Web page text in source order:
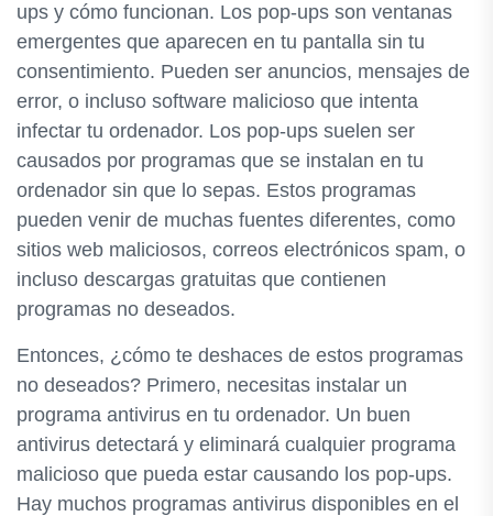
ups y cómo funcionan. Los pop-ups son ventanas
emergentes que aparecen en tu pantalla sin tu
consentimiento. Pueden ser anuncios, mensajes de
error, o incluso software malicioso que intenta
infectar tu ordenador. Los pop-ups suelen ser
causados por programas que se instalan en tu
ordenador sin que lo sepas. Estos programas
pueden venir de muchas fuentes diferentes, como
sitios web maliciosos, correos electrónicos spam, o
incluso descargas gratuitas que contienen
programas no deseados.
Entonces, ¿cómo te deshaces de estos programas
no deseados? Primero, necesitas instalar un
programa antivirus en tu ordenador. Un buen
antivirus detectará y eliminará cualquier programa
malicioso que pueda estar causando los pop-ups.
Hay muchos programas antivirus disponibles en el